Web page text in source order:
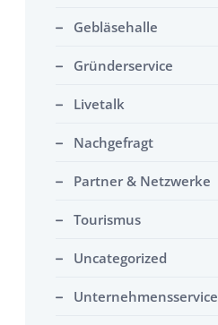
Gebläsehalle
Gründerservice
Livetalk
Nachgefragt
Partner & Netzwerke
Tourismus
Uncategorized
Unternehmensservice